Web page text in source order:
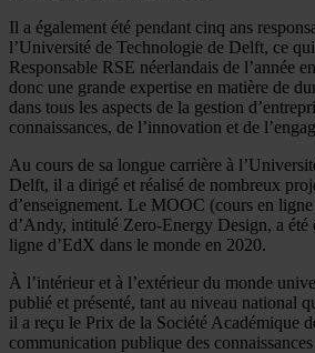
Il a également été pendant cinq ans
l’Université de Technologie de Delft, ce
Responsable RSE néerlandais de l’année
donc une grande expertise en matière de
dans tous les aspects de la gestion
connaissances, de l’innovation et de
Au cours de sa longue carrière à
Delft, il a dirigé et réalisé de nombreux
d’enseignement. Le MOOC (cours en
d’Andy, intitulé Zero-Energy Design, a été
ligne d’EdX dans le monde en 2020.
À l’intérieur et à l’extérieur du monde
publié et présenté, tant au niveau national
il a reçu le Prix de la Société Académique
communication publique des